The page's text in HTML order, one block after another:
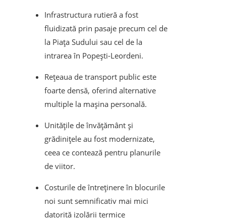
Infrastructura rutieră a fost
fluidizată prin pasaje precum cel de
la Piața Sudului sau cel de la
intrarea în Popești-Leordeni.
Rețeaua de transport public este
foarte densă, oferind alternative
multiple la mașina personală.
Unitățile de învățământ și
grădinițele au fost modernizate,
ceea ce contează pentru planurile
de viitor.
Costurile de întreținere în blocurile
noi sunt semnificativ mai mici
datorită izolării termice